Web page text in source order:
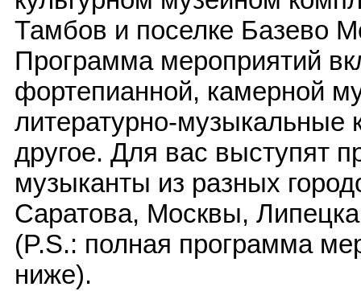
Тамбов и поселке Базево
Программа мероприятий
фортепианной, камерной
литературно-музыкальные
другое. Для вас выступят
музыканты из разных
Саратова, Москвы,
(P.S.: полная программа
ниже).